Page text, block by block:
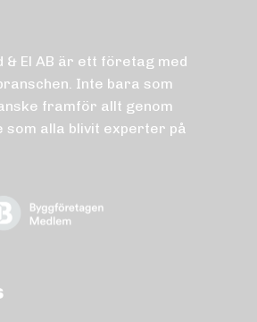
& El AB är ett företag med
Inte bara som
framför allt genom
alla blivit experter på